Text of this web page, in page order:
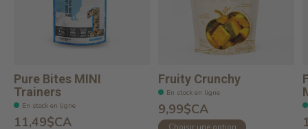
Pure Bites MINI
Trainers
En stock en ligne
11,49$CA
Fruity Crunchy
En stock en ligne
9,99$CA